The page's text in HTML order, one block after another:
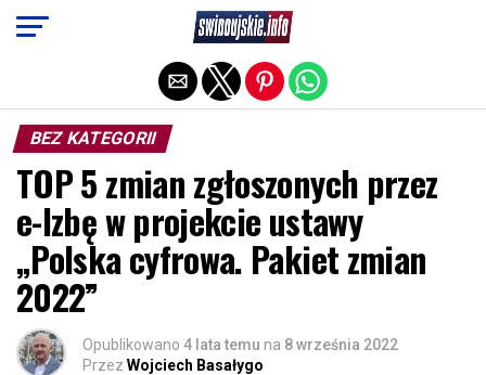
BEZ KATEGORII
TOP 5 zmian zgłoszonych przez
e-Izbę w projekcie ustawy
„Polska cyfrowa. Pakiet zmian
2022”
Opublikowano 4 lata temu na 8 września 2022
Przez Wojciech Basałygo
Exit mobile version